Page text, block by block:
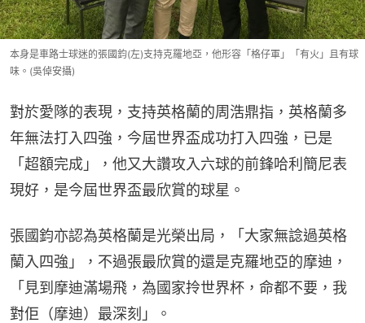
本身是車路士球迷的張國鈞(左)支持克羅地亞，他形容「格仔軍」「有火」且有球
味。(吳倬安攝)
對於愛隊的表現，支持英格蘭的周浩鼎指，英格蘭多
年無法打入四強，今屆世界盃成功打入四強，已是
「超額完成」，他又大讚攻入六球的前鋒哈利簡尼表
現好，是今屆世界盃最欣賞的球星。
張國鈞亦認為英格蘭是光榮出局，「大家無諗過英格
蘭入四強」，不過張最欣賞的還是克羅地亞的摩迪，
「見到摩迪滿場飛，為國家拎世界杯，命都不要，我
對佢（摩迪）最深刻」。